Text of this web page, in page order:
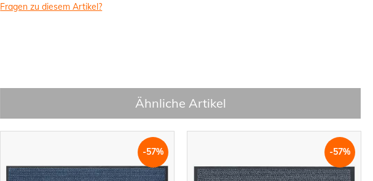
Fragen zu diesem Artikel?
Ähnliche Artikel
-57% -57%